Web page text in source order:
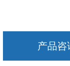
产品咨